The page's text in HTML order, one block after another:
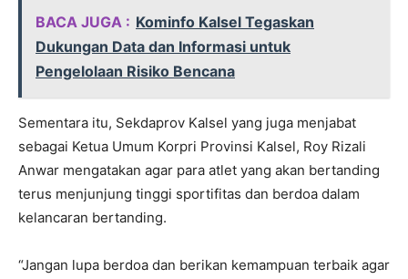
BACA JUGA : Kominfo Kalsel Tegaskan
Dukungan Data dan Informasi untuk
Pengelolaan Risiko Bencana
Sementara itu, Sekdaprov Kalsel yang juga menjabat
sebagai Ketua Umum Korpri Provinsi Kalsel, Roy Rizali
Anwar mengatakan agar para atlet yang akan bertanding
terus menjunjung tinggi sportifitas dan berdoa dalam
kelancaran bertanding.
“Jangan lupa berdoa dan berikan kemampuan terbaik agar